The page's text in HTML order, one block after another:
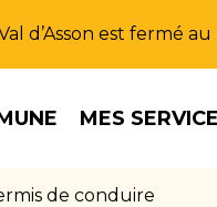
d’Asson est fermé
MES
de conduire